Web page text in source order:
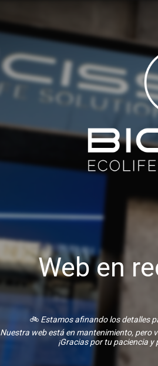
Web en
🚲 Estamos afinando los detalles
Nuestra web está en mantenimiento, pero
¡Gracias por tu paciencia